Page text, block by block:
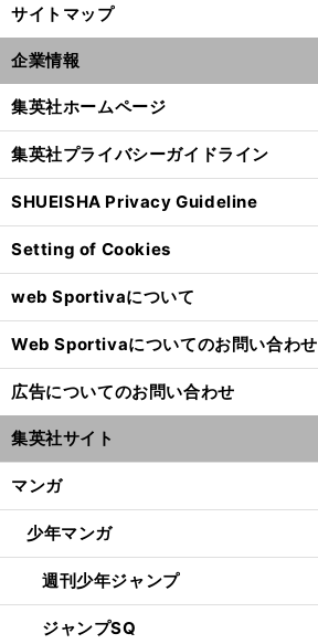
サイトマップ
企業情報
集英社ホームページ
集英社プライバシーガイドライン
SHUEISHA Privacy Guideline
Setting of Cookies
web Sportivaについて
Web Sportivaについてのお問い合わせ
広告についてのお問い合わせ
集英社サイト
マンガ
少年マンガ
週刊少年ジャンプ
ジャンプSQ